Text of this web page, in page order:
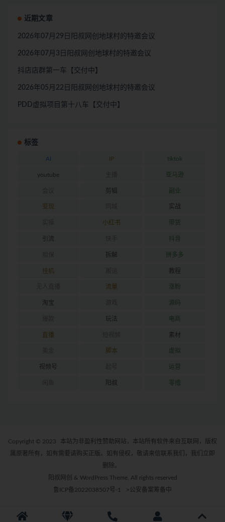
近期文章
2026年07月29日阳叔网创地球村的特邀会议
2026年07月3日阳叔网创地球村的特邀会议
抖店店群第一车【交付中】
2026年05月22日阳叔网创地球村的特邀会议
PDD虚拟项目第十八车【交付中】
标签
AI IP tiktok
youtube 亚马逊
剪辑 副业
变现 实战
小红书 带货
引流 抖音
拆解 拼多多
挂机 教程
流量 涨粉
淘宝 源码
玩法 电商
直播 素材
脚本 虚拟
视频号 运营
阳叔 零撸
Copyright © 2023
本站为非盈利性赞助网站，本站所有软件来自互联网，版权
属原著所有，如有需要请购买正版。如有侵权，敬请来信联系我们，我们立即
删除。
阳叔网创 & WordPress Theme. All rights reserved
鲁ICP备2022038507号-1
>公安备案筹备中